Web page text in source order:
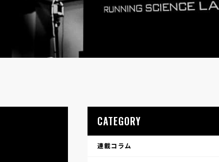
CATEGORY
連載コラム